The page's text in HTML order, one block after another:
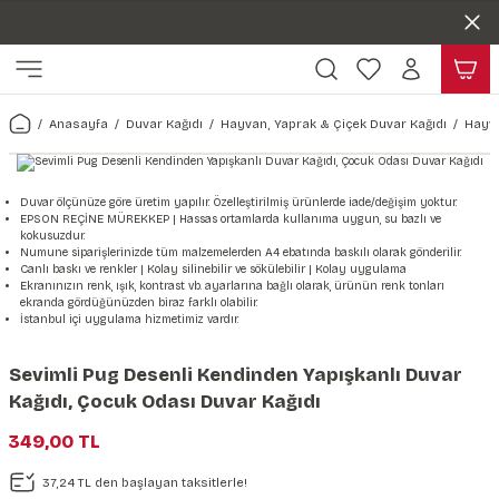
Harita & Şehir Duvar Kağıdı
Türkiye Serisi Duvar Kağıdı
Şehir & Ülke Duvar Kağıdı
Duvar Kağıdı
Çiçek Duvar Kağıdı
Hayvan, Yaprak & Çiçek
Yaprak Desenli Duvar Kağıdı
Hayvan Duvar Kağıdı
Kağıdı
Doğa & Manza Duvar Kağıdı
Manzara Duvar Kağıdı
Orman Duvar Kağıdı
Uzay Duvar Kağıdı
Tasarım & Sanatsal Duvar
Sanat Duvar Kağıdı
Geometrik Duvar Kağıdı
Müzik Duvar Kağıdı
Araba Duvar Kağıdı
Sağlık Duvar Kağıdı
Taş Desenli Duvar Kağıdı
Ahşap, Mermer & Taş
Mermer Desenli Duvar Kağıdı
Taş Desenli Duvar Kağıdı
Ahşap Desenli Duvar Kağıdı
Kağıdı Stickeri
Seti
Sticker Seti
Anasayfa Duvar Kağıdı Hayvan, Yaprak & Çiçek Duvar Kağıdı
Duvar ölçünüze göre üretim yapılır. Özelleştirilmiş ürünlerde iade/değişim yoktur.
EPSON REÇİNE MÜREKKEP | Hassas ortamlarda kullanıma uygun, su bazlı ve
kokusuzdur.
Numune siparişlerinizde tüm malzemelerden A4 ebatında baskılı olarak gönderilir.
Canlı baskı ve renkler | Kolay silinebilir ve sökülebilir | Kolay uygulama
Ekranınızın renk, ışık, kontrast vb. ayarlarına bağlı olarak, ürünün renk tonları
ekranda gördüğünüzden biraz farklı olabilir.
İstanbul içi uygulama hizmetimiz vardır.
Sevimli Pug Desenli Kendinden Yapışkanlı Duvar
Kağıdı, Çocuk Odası Duvar Kağıdı
349,00 TL
37,24 TL den başlayan taksitlerle!